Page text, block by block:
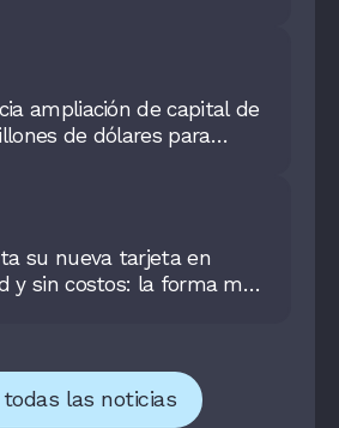
ampliación de capital de
de dólares para
su nueva tarjeta en
y sin costos: la forma más
todas las noticias